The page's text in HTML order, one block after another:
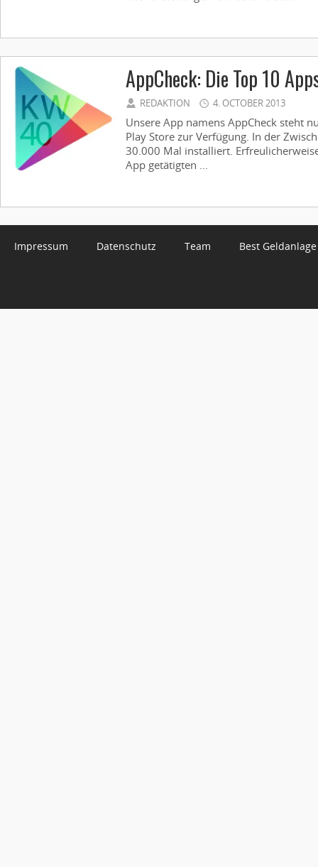
AppCheck: Die Top 10
REDAKTION 4. OCTOBER 2013
Unsere App namens AppCheck steht
Play Store zur Verfügung. In der
30.000 Mal installiert.
App getätigten ...
Impressum Datenschutz Team Best Geldanlage